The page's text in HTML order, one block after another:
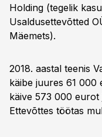
Holding (tegelik
Usaldusettevõtted
Mäemets).
2018. aastal teenis
käibe juures 61 000
käive 573 000
Ettevõttes töötas